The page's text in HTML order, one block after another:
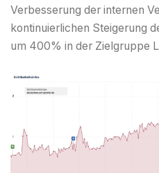
Verbesserung der internen
kontinuierlichen Steigerung
um 400% in der Zielgruppe